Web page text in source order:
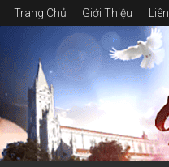
Trang Chủ Giới Thiệu